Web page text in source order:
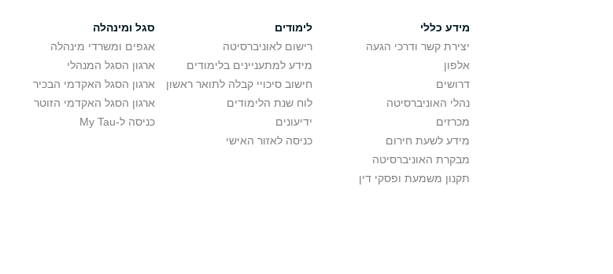
מידע כללי
יצירת קשר ודרכי הגעה
אלפון
דרושים
נהלי האוניברסיטה
מכרזים
מידע לשעת חירום
מבקרת האוניברסיטה
תקנון משמעת ופסקי דין
לימודים
רישום לאוניברסיטה
מידע למתעניינים בלימודים
חישוב סיכויי קבלה לתואר ראשון
לוח שנת הלימודים
ידיעונים
כניסה לאזור האישי
סגל ומינהלה
אגפים ומשרדי מינהלה
ארגון הסגל המנהלי
ארגון הסגל האקדמי הבכיר
ארגון הסגל האקדמי הזוטר
כניסה ל-My Tau